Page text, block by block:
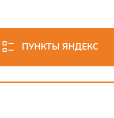
ПУНКТЫ ЯНДЕКС